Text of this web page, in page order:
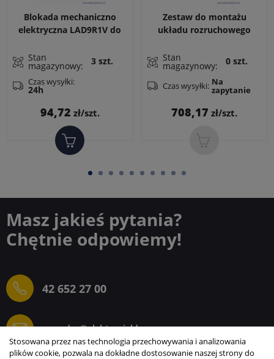
Blokada mechaniczno
elektryczna LAD9R1V do
zestawem łączy zasilania
do zestawu nawrotnego
oraz zworami styków
pomocniczych
Stan
magazynowy: 3 szt.
Czas wysyłki:
24h
94,72 zł/szt.
Zestaw do montażu
układu rozruchowego
z modułem czasowym do
styczników LC1D09...D38
gdzie stycznik gwiazdowy
jest mniejszy...
Stan
magazynowy: 0 szt.
Czas wysyłki: Na
zapytanie
Cena
708,17 zł/szt.
Masz jakieś pytania?
Chętnie odpowiemy!
42 652 27 00
sprzedaz@elektrogielda.com
Stosowana przez nas technologia przechowywania i analizowania
plików cookie, pozwala na dokładne dostosowanie naszej strony do